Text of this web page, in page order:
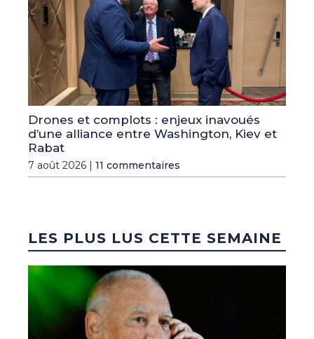
Drones et complots : enjeux inavoués
d’une alliance entre Washington, Kiev et
Rabat
7 août 2026 | 11 commentaires
LES PLUS LUS CETTE SEMAINE